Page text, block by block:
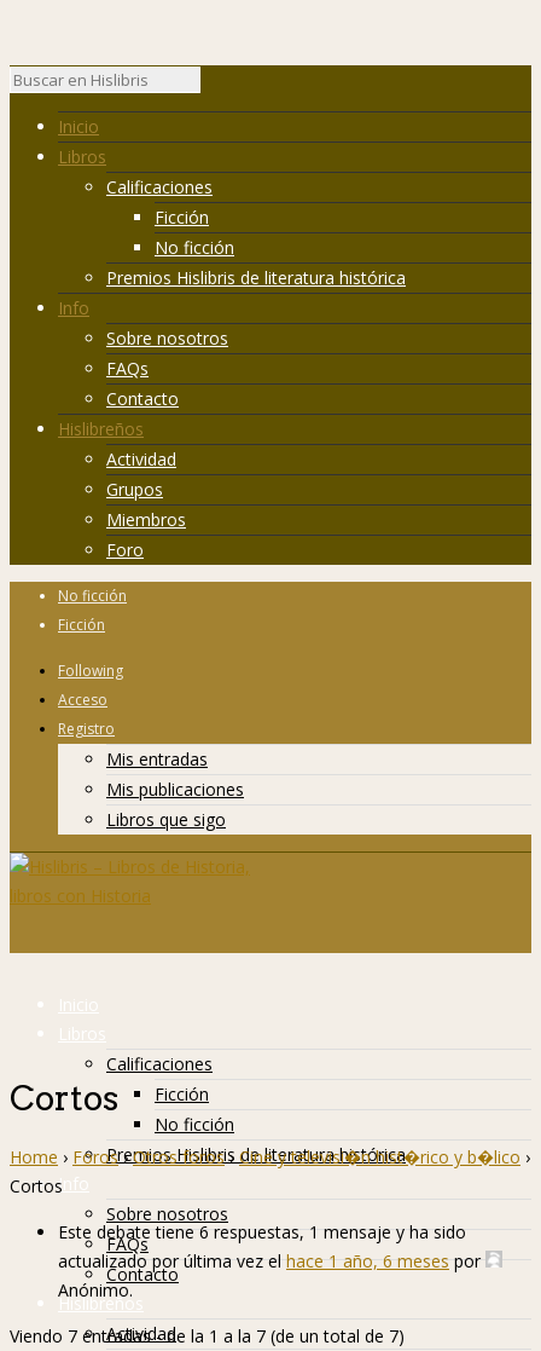
Inicio
Libros
Calificaciones
Ficción
No ficción
Premios Hislibris de literatura histórica
Info
Sobre nosotros
FAQs
Contacto
Hislibreños
Actividad
Grupos
Miembros
Foro
No ficción
Ficción
Following
Acceso
Registro
Mis entradas
Mis publicaciones
Libros que sigo
Inicio
Libros
Calificaciones
Ficción
No ficción
Premios Hislibris de literatura histórica
Info
Sobre nosotros
FAQs
Contacto
Hislibreños
Actividad
Cortos
Home › Foros › Otros foros › Cine y televisi�n hist�rico y b�lico ›
Cortos
Este debate tiene 6 respuestas, 1 mensaje y ha sido
actualizado por última vez el hace 1 año, 6 meses por
Anónimo.
Viendo 7 entradas - de la 1 a la 7 (de un total de 7)